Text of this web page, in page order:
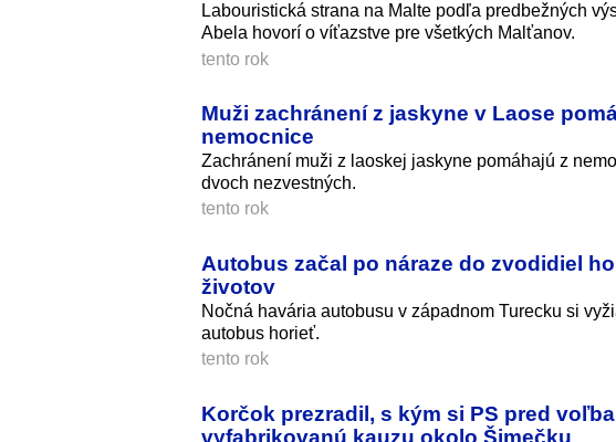
Labouristická strana na Malte podľa predbežných
Abela hovorí o víťazstve pre všetkých Malťanov.
tento rok
Muži zachránení z jaskyne v Laose
nemocnice
Zachránení muži z laoskej jaskyne pomáhajú z
dvoch nezvestných.
tento rok
Autobus začal po náraze do zvodidiel
životov
Nočná havária autobusu v západnom Turecku si
autobus horieť.
tento rok
Korčok prezradil, s kým si PS pred
vyfabrikovanú kauzu okolo Šimečku